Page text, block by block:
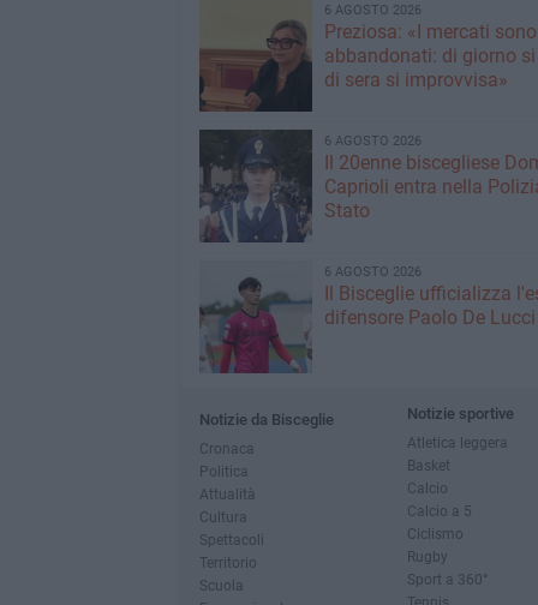
6 AGOSTO 2026
Preziosa: «I mercati sono
abbandonati: di giorno si
di sera si improvvisa»
6 AGOSTO 2026
Il 20enne biscegliese
Caprioli entra nella
Stato
6 AGOSTO 2026
Il Bisceglie ufficializza
difensore Paolo De Lucci
Notizie da Bisceglie
Cronaca
Politica
Attualità
Cultura
Spettacoli
Territorio
Scuola
Notizie sportive
Atletica leggera
Basket
Calcio
Calcio a 5
Ciclismo
Rugby
Sport a 360°